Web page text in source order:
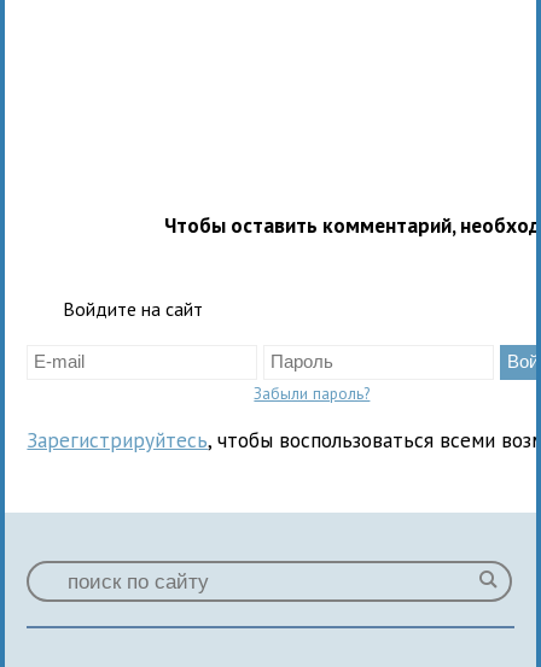
Чтобы оставить комментарий,
Войдите на сайт
Забыли пароль?
Зарегистрируйтесь, чтобы воспользоваться всеми